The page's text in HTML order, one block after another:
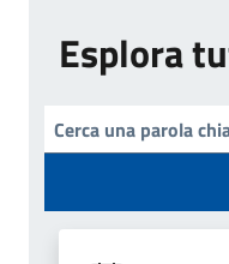
Esplora